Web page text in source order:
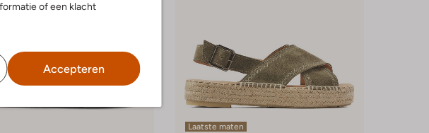
of een klacht
Accepteren
Laatste maten